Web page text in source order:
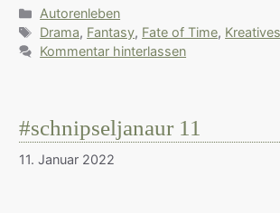
Kategorien
Autorenleben
Schlagwörter
Drama, Fantasy, Fate of Time, Kreatives
Kommentar hinterlassen
#schnipseljanaur 11
11. Januar 2022